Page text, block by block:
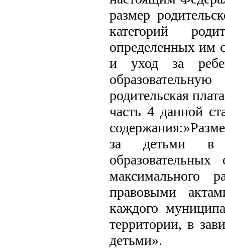
размер
категорий
определенных им
и уход за
родительская
часть 4 данной
за детьми в
максимального
правовыми
каждого
территории, в
детьми».